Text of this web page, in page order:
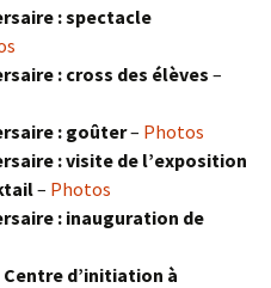
: spectacle
: cross des élèves –
: goûter– Photos
: visite de l’exposition
– Photos
: inauguration de
d’initiation à